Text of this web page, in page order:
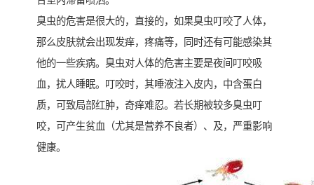
臭虫的危害是很大的，直接的，如果臭虫叮咬了人体，
那么皮肤就会出现发痒，疼痛等，同时还有可能感染其
他的一些疾病。臭虫对人体的危害主要是夜间叮咬吸
血，扰人睡眠。叮咬时，其唾液注入皮内，中含蛋白
质，可致局部红肿，奇痒难忍。若长期被较多臭虫叮
咬，可产生贫血（尤其是营养不良者）、及，严重影响
健康。